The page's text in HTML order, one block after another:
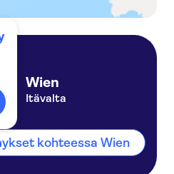
Wien
Itävalta
kohteessa Wien